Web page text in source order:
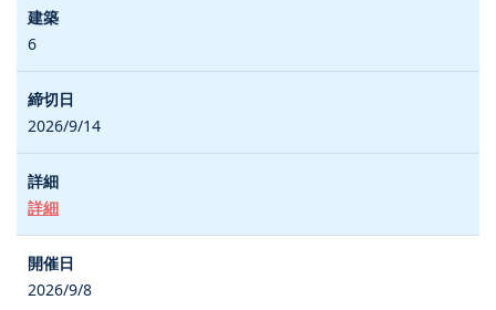
6
2026/9/14
詳細
2026/9/8